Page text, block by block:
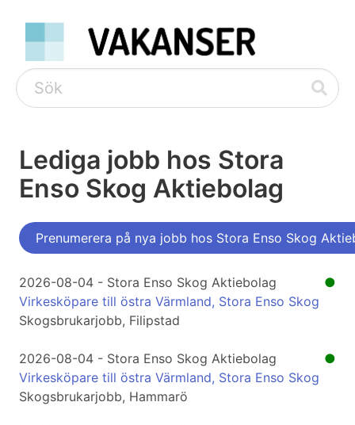
Lediga jobb hos Stora
Enso Skog Aktiebolag
Prenumerera på nya jobb hos Stora Enso Skog
●
2026-08-04 - Stora Enso Skog Aktiebolag
Virkesköpare till östra Värmland, Stora Enso Skog
Skogsbrukarjobb, Filipstad
●
2026-08-04 - Stora Enso Skog Aktiebolag
Virkesköpare till östra Värmland, Stora Enso Skog
Skogsbrukarjobb, Hammarö